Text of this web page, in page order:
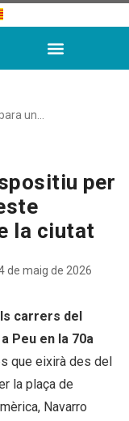
un…
per
la ciutat
de maig de 2026
carrers del
Peu en la 70a
que eixirà des del
la plaça de
Navarro